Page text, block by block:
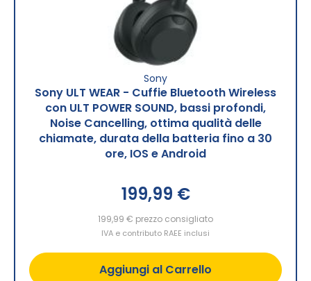
Sony
Sony ULT WEAR - Cuffie Bluetooth Wireless
con ULT POWER SOUND, bassi profondi,
Noise Cancelling, ottima qualità delle
chiamate, durata della batteria fino a 30
ore, IOS e Android
199,99 €
199,99 € prezzo consigliato
IVA e contributo RAEE inclusi
Aggiungi al Carrello